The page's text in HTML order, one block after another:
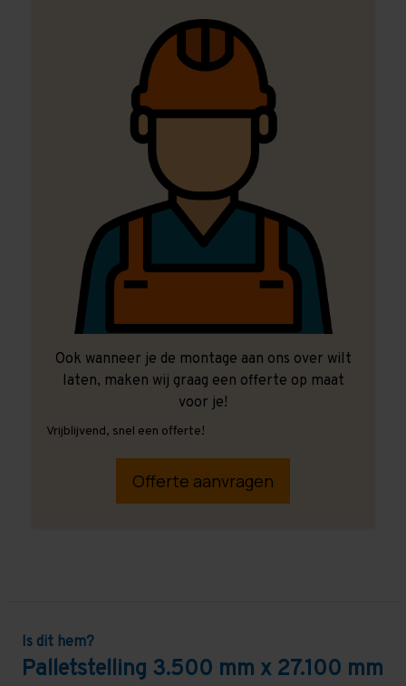
Ook wanneer je de montage aan ons over wilt
laten, maken wij graag een offerte op maat
voor je!
Vrijblijvend, snel een offerte!
Offerte aanvragen
Is dit hem?
Palletstelling 3.500 mm x 27.100 mm